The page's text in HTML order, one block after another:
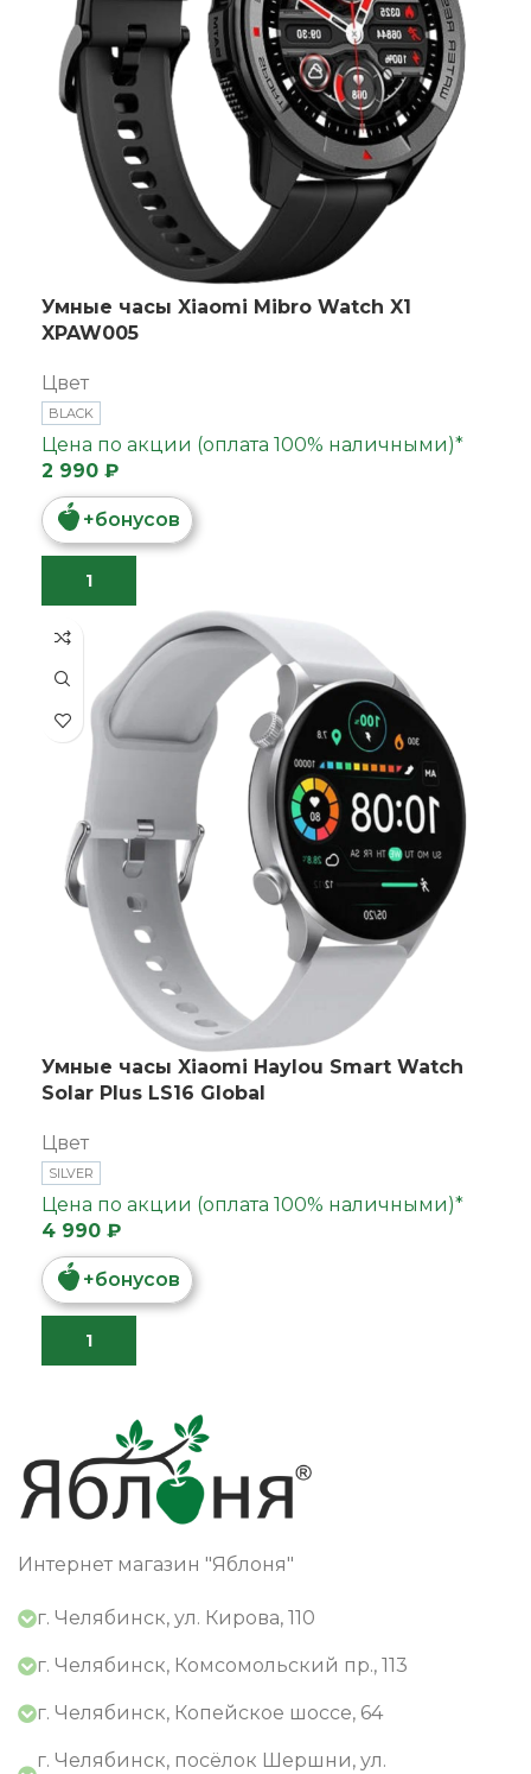
Умные часы Xiaomi Mibro Watch X1
XPAW005
Цвет
BLACK
Цена по акции (оплата 100% наличными)*
2 990 ₽
+бонусов
Умные часы Xiaomi Haylou Smart Watch
Solar Plus LS16 Global
Цвет
SILVER
Цена по акции (оплата 100% наличными)*
4 990 ₽
+бонусов
Интернет магазин "Яблоня"
г. Челябинск, ул. Кирова, 110
г. Челябинск, Комсомольский пр., 113
г. Челябинск, Копейское шоссе, 64
г. Челябинск, посёлок Шершни, ул.